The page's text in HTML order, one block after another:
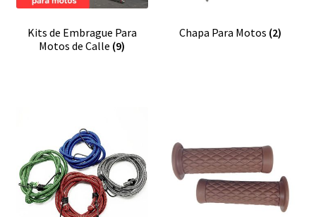
Kits de Embrague Para
Motos de Calle (9)
Chapa Para Motos (2)